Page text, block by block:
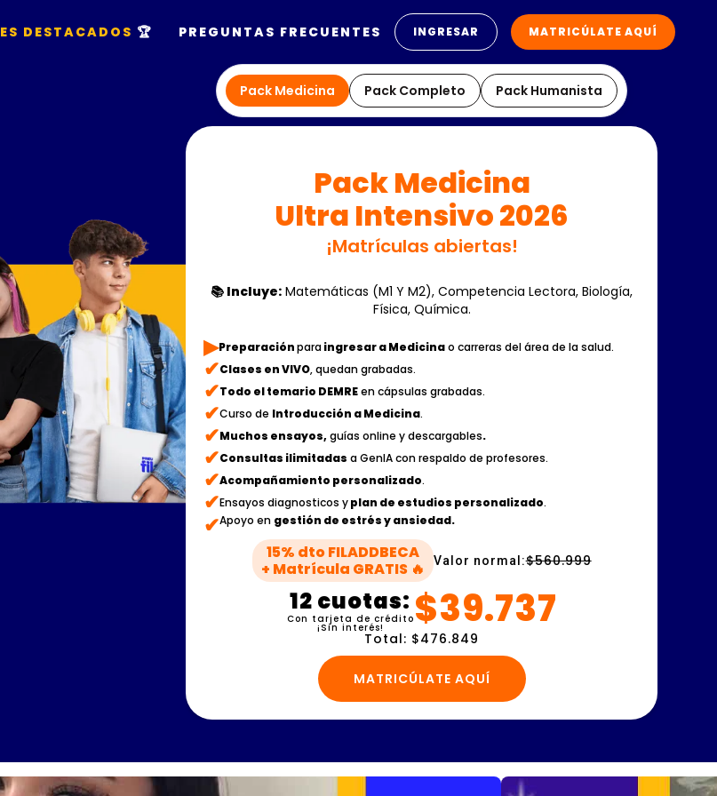
DESTACADOS 🏆 PREGUNTAS FRECUENTES INGRESAR MATRICÚLATE AQUÍ
Pack Medicina Pack Completo Pack Humanista
‍‍Pack Medicina
Ultra Intensivo 2026
¡Matrículas abiertas!
📚 Incluye: Matemáticas (M1 Y M2), Competencia Lectora, Biología,
Física, Química.
▶︎Preparaciónparaingresar a Medicinao carreras del área de la salud.
✔Clases en VIVO, quedan grabadas.
✔Todo el temario DEMREen cápsulas grabadas.
✔Curso de Introducción a Medicina.
✔Muchos ensayos, guías online y descargables.
✔Consultas ilimitadas a GenIA con respaldo de profesores.
✔Acompañamiento personalizado.
✔Ensayos diagnosticos yplan de estudios personalizado.
✔Apoyo en gestión de estrés y ansiedad.
15% dto FILADDBECA
+ Matrícula GRATIS 🔥
Valor normal:$560.999
12 cuotas:
Con tarjeta de crédito
¡Sin interés! $39.737
Total: $476.849
MATRICÚLATE AQUÍ